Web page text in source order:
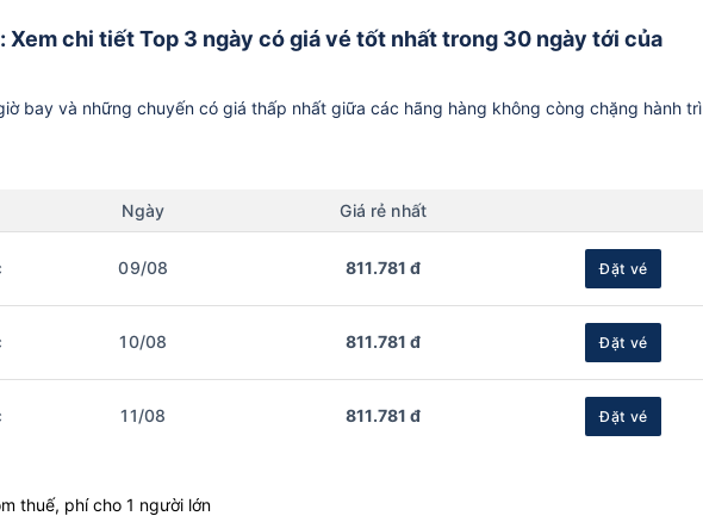
Xem chi tiết Top 3 ngày có giá vé tốt nhất trong 30 ngày tới của
bay và những chuyến có giá thấp nhất giữa các hãng hàng không còng chặng hành
Ngày Giá rẻ nhất
09/08 811.781 đ Đặt vé
10/08 811.781 đ Đặt vé
11/08 811.781 đ Đặt vé
thuế, phí cho 1 người lớn